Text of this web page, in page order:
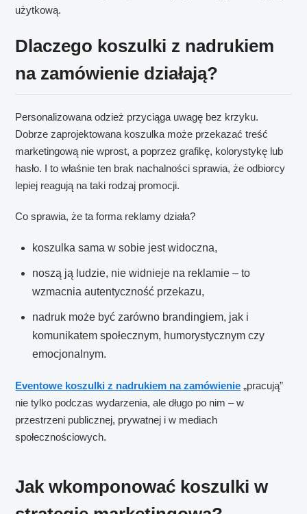
użytkową.
Dlaczego koszulki z nadrukiem
na zamówienie działają?
Personalizowana odzież przyciąga uwagę bez krzyku.
Dobrze zaprojektowana koszulka może przekazać treść
marketingową nie wprost, a poprzez grafikę, kolorystykę lub
hasło. I to właśnie ten brak nachalności sprawia, że odbiorcy
lepiej reagują na taki rodzaj promocji.
Co sprawia, że ta forma reklamy działa?
koszulka sama w sobie jest widoczna,
noszą ją ludzie, nie widnieje na reklamie – to
wzmacnia autentyczność przekazu,
nadruk może być zarówno brandingiem, jak i
komunikatem społecznym, humorystycznym czy
emocjonalnym.
Eventowe koszulki z nadrukiem na zamówienie „pracują”
nie tylko podczas wydarzenia, ale długo po nim – w
przestrzeni publicznej, prywatnej i w mediach
społecznościowych.
Jak wkomponować koszulki w